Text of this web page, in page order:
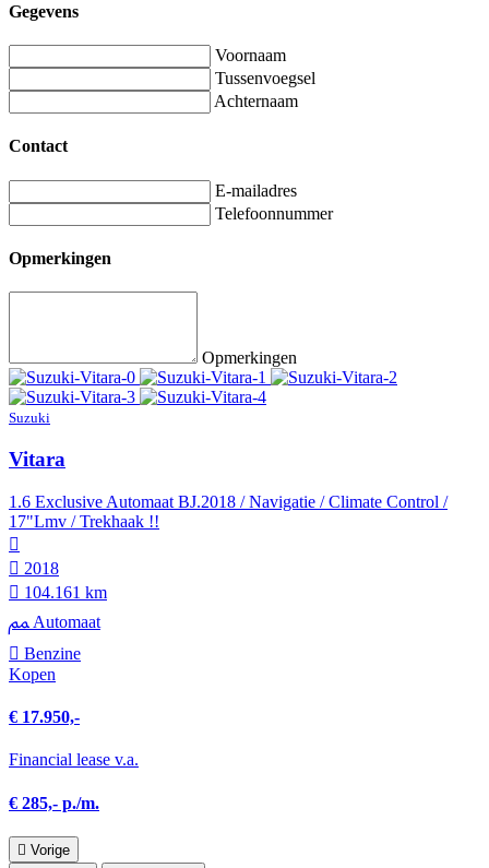
Gegevens
Voornaam
Tussenvoegsel
Achternaam
Contact
E-mailadres
Telefoonnummer
Opmerkingen
Opmerkingen
Suzuki
Vitara
1.6 Exclusive Automaat BJ.2018 / Navigatie / Climate Control /
17"Lmv / Trekhaak !!
2018
104.161 km
Automaat
Benzine
Kopen
€ 17.950,-
Financial lease v.a.
€ 285,- p./m.
Vorige